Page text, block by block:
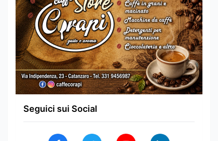
Seguici sui Social